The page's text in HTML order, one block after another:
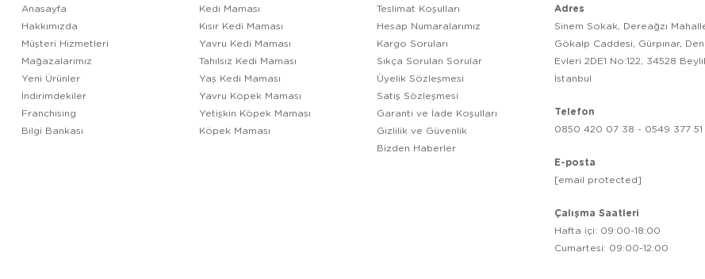
Anasayfa
Hakkımızda
Müşteri Hizmetleri
Mağazalarımız
Yeni Ürünler
İndirimdekiler
Franchising
Bilgi Bankası
Kedi Maması
Kısır Kedi Maması
Yavru Kedi Maması
Tahılsız Kedi Maması
Yaş Kedi Maması
Yavru Köpek Maması
Yetişkin Köpek Maması
Köpek Maması
Teslimat Koşulları
Hesap Numaralarımız
Kargo Soruları
Sıkça Sorulan Sorular
Üyelik Sözleşmesi
Satış Sözleşmesi
Garanti ve İade Koşulları
Gizlilik ve Güvenlik
Bizden Haberler
Adres
Sinem Sokak, Dereağzı
Gökalp Caddesi, Gürpınar,
Evleri 2DE1 No:122, 34528
İstanbul
Telefon
0850 420 07 38 - 0549 377 51
E-posta
[email protected]
Çalışma Saatleri
Hafta içi: 09:00-18:00
Cumartesi: 09:00-12:00